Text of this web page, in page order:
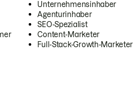
Unternehmensinhaber
Agenturinhaber
SEO-Spezialist
Content-Marketer
Full-Stack-Growth-Marketer